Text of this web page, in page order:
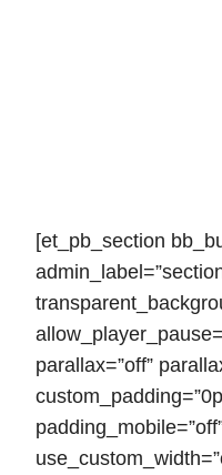
[et_pb_section
parallax=”off”